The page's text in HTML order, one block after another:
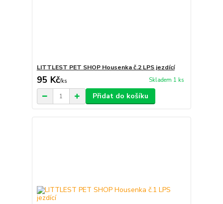
LITTLEST PET SHOP Housenka č.2 LPS jezdící
95 Kč/ks Skladem 1 ks
Přidat do košíku